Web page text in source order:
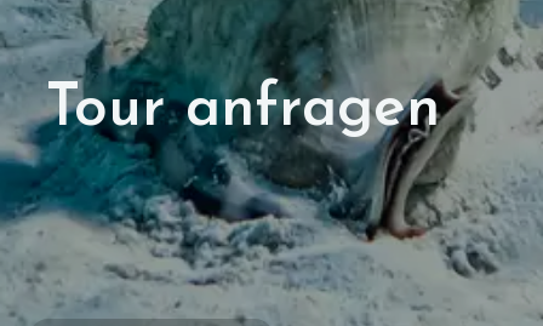
Tour anfragen